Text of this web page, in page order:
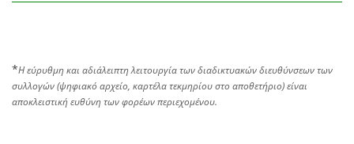
*Η εύρυθμη και αδιάλειπτη λειτουργία των διαδικτυακών διευθύνσεων των
συλλογών (ψηφιακό αρχείο, καρτέλα τεκμηρίου στο αποθετήριο) είναι
αποκλειστική ευθύνη των φορέων περιεχομένου.